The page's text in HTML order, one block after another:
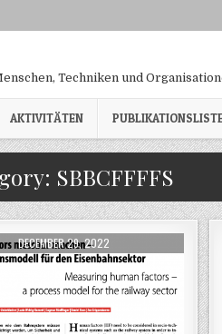
Techniken und
AKTIVITÄTEN
SBBCFFFFS
PUBLISHED DATE:
DECEMBER 29, 2022